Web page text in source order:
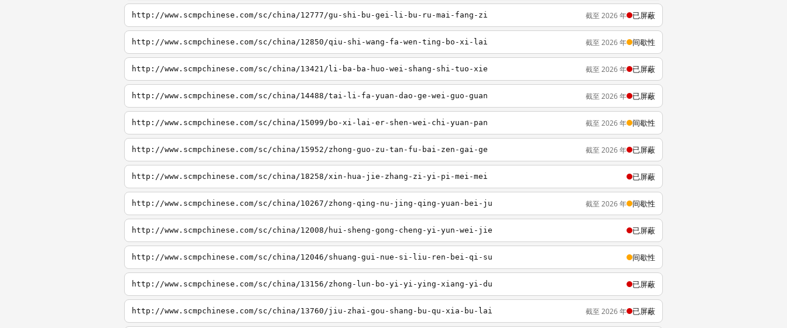
http://www.scmpchinese.com/sc/china/12777/gu-shi-bu-gei-li-bu-ru-mai-fang-zi 截至 2026 年 已屏蔽
http://www.scmpchinese.com/sc/china/12850/qiu-shi-wang-fa-wen-ting-bo-xi-lai 截至 2026 年 间歇性
http://www.scmpchinese.com/sc/china/13421/li-ba-ba-huo-wei-shang-shi-tuo-xie 截至 2026 年 已屏蔽
http://www.scmpchinese.com/sc/china/14488/tai-li-fa-yuan-dao-ge-wei-guo-guan 截至 2026 年 已屏蔽
http://www.scmpchinese.com/sc/china/15099/bo-xi-lai-er-shen-wei-chi-yuan-pan 截至 2026 年 间歇性
http://www.scmpchinese.com/sc/china/15952/zhong-guo-zu-tan-fu-bai-zen-gai-ge 截至 2026 年 已屏蔽
http://www.scmpchinese.com/sc/china/18258/xin-hua-jie-zhang-zi-yi-pi-mei-mei 已屏蔽
http://www.scmpchinese.com/sc/china/10267/zhong-qing-nu-jing-qing-yuan-bei-ju 截至 2026 年 间歇性
http://www.scmpchinese.com/sc/china/12008/hui-sheng-gong-cheng-yi-yun-wei-jie 已屏蔽
http://www.scmpchinese.com/sc/china/12046/shuang-gui-nue-si-liu-ren-bei-qi-su 间歇性
http://www.scmpchinese.com/sc/china/13156/zhong-lun-bo-yi-yi-ying-xiang-yi-du 已屏蔽
http://www.scmpchinese.com/sc/china/13760/jiu-zhai-gou-shang-bu-qu-xia-bu-lai 截至 2026 年 已屏蔽